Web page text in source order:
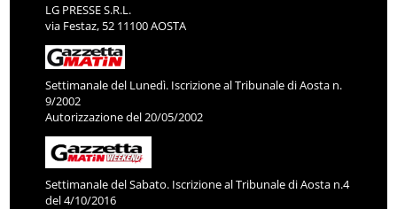
LG PRESSE S.R.L.
via Festaz, 52 11100 AOSTA
Settimanale del Lunedì. Iscrizione al Tribunale di Aosta n.
9/2002
Autorizzazione del 20/05/2002
Settimanale del Sabato. Iscrizione al Tribunale di Aosta n.4
del 4/10/2016